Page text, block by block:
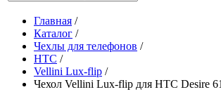
Главная /
Каталог /
Чехлы для телефонов /
HTC /
Vellini Lux-flip /
Чехол Vellini Lux-flip для HTC Desire